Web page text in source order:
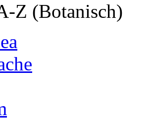
Z (Botanisch)